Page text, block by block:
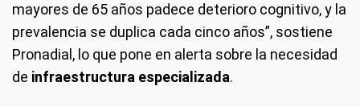
mayores de 65 años padece deterioro cognitivo, y la
prevalencia se duplica cada cinco años”, sostiene
Pronadial, lo que pone en alerta sobre la necesidad
de infraestructura especializada.